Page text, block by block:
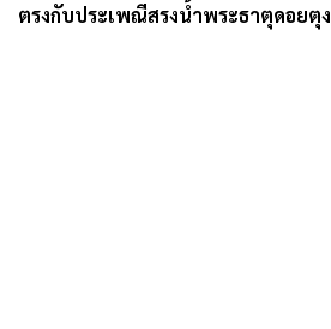
ตรงกับประเพณีสรงน้ำพระธาตุดอยตุง